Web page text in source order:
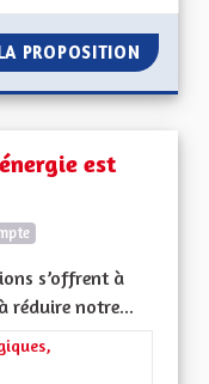
PROPOSITION
est
s’offrent à
réduire notre...
transitions